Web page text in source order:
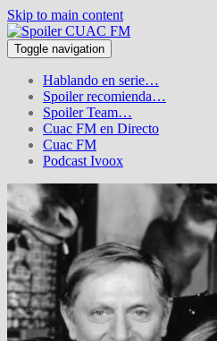
Skip to main content
Toggle navigation
Hablando en serie…
Spoiler recomienda…
Spoiler Team…
Cuac FM en Directo
Cuac FM
Podcast Ivoox